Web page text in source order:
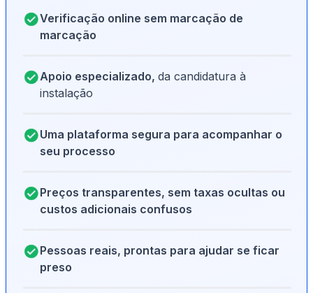
Verificação online sem marcação de
marcação
Apoio especializado, da candidatura à
instalação
Uma plataforma segura para acompanhar o
seu processo
Preços transparentes, sem taxas ocultas ou
custos adicionais confusos
Pessoas reais, prontas para ajudar se ficar
preso